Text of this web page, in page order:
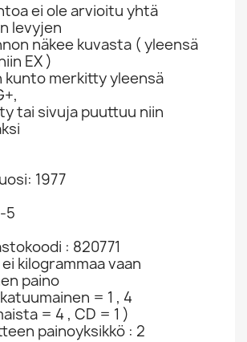
ei ole arvioitu yhtä
levyjen
näkee kuvasta ( yleensä
EX )
kunto merkitty yleensä
tai sivuja puuttuu niin
1977
5
: 820771
kilogrammaa vaan
paino
= 1 , 4
= 4 , CD = 1 )
painoyksikkö : 2